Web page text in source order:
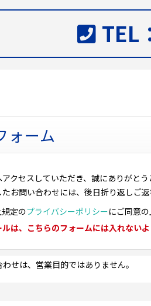
TEL
ォーム
クセスしていただき、誠にありがと
お問い合わせには、後日折り返しご
定のプライバシーポリシーにご同意
は、こちらのフォームには入れない
せは、営業目的ではありません。